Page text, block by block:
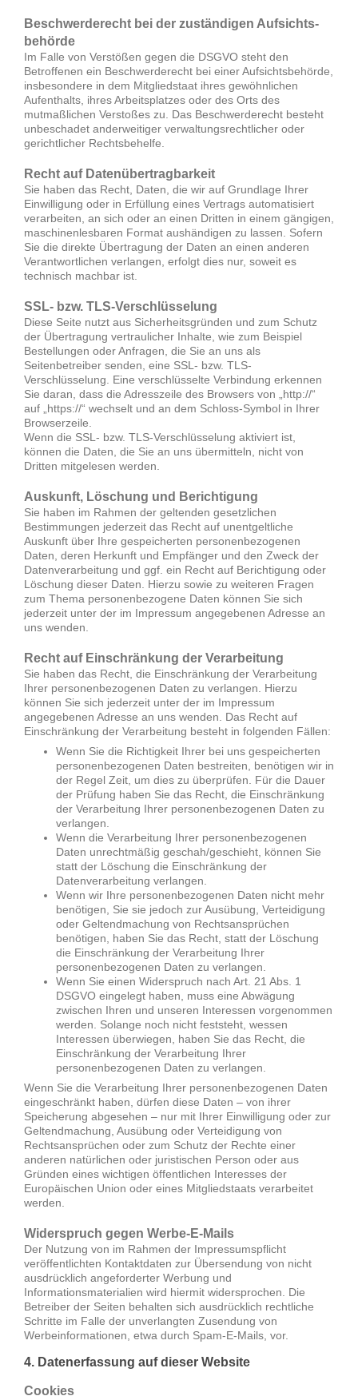
Beschwerde­recht bei der zuständigen Aufsichts­
behörde
Im Falle von Verstößen gegen die DSGVO steht den
Betroffenen ein Beschwerderecht bei einer Aufsichtsbehörde,
insbesondere in dem Mitgliedstaat ihres gewöhnlichen
Aufenthalts, ihres Arbeitsplatzes oder des Orts des
mutmaßlichen Verstoßes zu. Das Beschwerderecht besteht
unbeschadet anderweitiger verwaltungsrechtlicher oder
gerichtlicher Rechtsbehelfe.
Recht auf Daten­übertrag­barkeit
Sie haben das Recht, Daten, die wir auf Grundlage Ihrer
Einwilligung oder in Erfüllung eines Vertrags automatisiert
verarbeiten, an sich oder an einen Dritten in einem gängigen,
maschinenlesbaren Format aushändigen zu lassen. Sofern
Sie die direkte Übertragung der Daten an einen anderen
Verantwortlichen verlangen, erfolgt dies nur, soweit es
technisch machbar ist.
SSL- bzw. TLS-Verschlüsselung
Diese Seite nutzt aus Sicherheitsgründen und zum Schutz
der Übertragung vertraulicher Inhalte, wie zum Beispiel
Bestellungen oder Anfragen, die Sie an uns als
Seitenbetreiber senden, eine SSL- bzw. TLS-
Verschlüsselung. Eine verschlüsselte Verbindung erkennen
Sie daran, dass die Adresszeile des Browsers von „http://“
auf „https://“ wechselt und an dem Schloss-Symbol in Ihrer
Browserzeile.
Wenn die SSL- bzw. TLS-Verschlüsselung aktiviert ist,
können die Daten, die Sie an uns übermitteln, nicht von
Dritten mitgelesen werden.
Auskunft, Löschung und Berichtigung
Sie haben im Rahmen der geltenden gesetzlichen
Bestimmungen jederzeit das Recht auf unentgeltliche
Auskunft über Ihre gespeicherten personenbezogenen
Daten, deren Herkunft und Empfänger und den Zweck der
Datenverarbeitung und ggf. ein Recht auf Berichtigung oder
Löschung dieser Daten. Hierzu sowie zu weiteren Fragen
zum Thema personenbezogene Daten können Sie sich
jederzeit unter der im Impressum angegebenen Adresse an
uns wenden.
Recht auf Einschränkung der Verarbeitung
Sie haben das Recht, die Einschränkung der Verarbeitung
Ihrer personenbezogenen Daten zu verlangen. Hierzu
können Sie sich jederzeit unter der im Impressum
angegebenen Adresse an uns wenden. Das Recht auf
Einschränkung der Verarbeitung besteht in folgenden Fällen:
Wenn Sie die Richtigkeit Ihrer bei uns gespeicherten
personenbezogenen Daten bestreiten, benötigen wir in
der Regel Zeit, um dies zu überprüfen. Für die Dauer
der Prüfung haben Sie das Recht, die Einschränkung
der Verarbeitung Ihrer personenbezogenen Daten zu
verlangen.
Wenn die Verarbeitung Ihrer personenbezogenen
Daten unrechtmäßig geschah/geschieht, können Sie
statt der Löschung die Einschränkung der
Datenverarbeitung verlangen.
Wenn wir Ihre personenbezogenen Daten nicht mehr
benötigen, Sie sie jedoch zur Ausübung, Verteidigung
oder Geltendmachung von Rechtsansprüchen
benötigen, haben Sie das Recht, statt der Löschung
die Einschränkung der Verarbeitung Ihrer
personenbezogenen Daten zu verlangen.
Wenn Sie einen Widerspruch nach Art. 21 Abs. 1
DSGVO eingelegt haben, muss eine Abwägung
zwischen Ihren und unseren Interessen vorgenommen
werden. Solange noch nicht feststeht, wessen
Interessen überwiegen, haben Sie das Recht, die
Einschränkung der Verarbeitung Ihrer
personenbezogenen Daten zu verlangen.
Wenn Sie die Verarbeitung Ihrer personenbezogenen Daten
eingeschränkt haben, dürfen diese Daten – von ihrer
Speicherung abgesehen – nur mit Ihrer Einwilligung oder zur
Geltendmachung, Ausübung oder Verteidigung von
Rechtsansprüchen oder zum Schutz der Rechte einer
anderen natürlichen oder juristischen Person oder aus
Gründen eines wichtigen öffentlichen Interesses der
Europäischen Union oder eines Mitgliedstaats verarbeitet
werden.
Widerspruch gegen Werbe-E-Mails
Der Nutzung von im Rahmen der Impressumspflicht
veröffentlichten Kontaktdaten zur Übersendung von nicht
ausdrücklich angeforderter Werbung und
Informationsmaterialien wird hiermit widersprochen. Die
Betreiber der Seiten behalten sich ausdrücklich rechtliche
Schritte im Falle der unverlangten Zusendung von
Werbeinformationen, etwa durch Spam-E-Mails, vor.
4. Datenerfassung auf dieser Website
Cookies